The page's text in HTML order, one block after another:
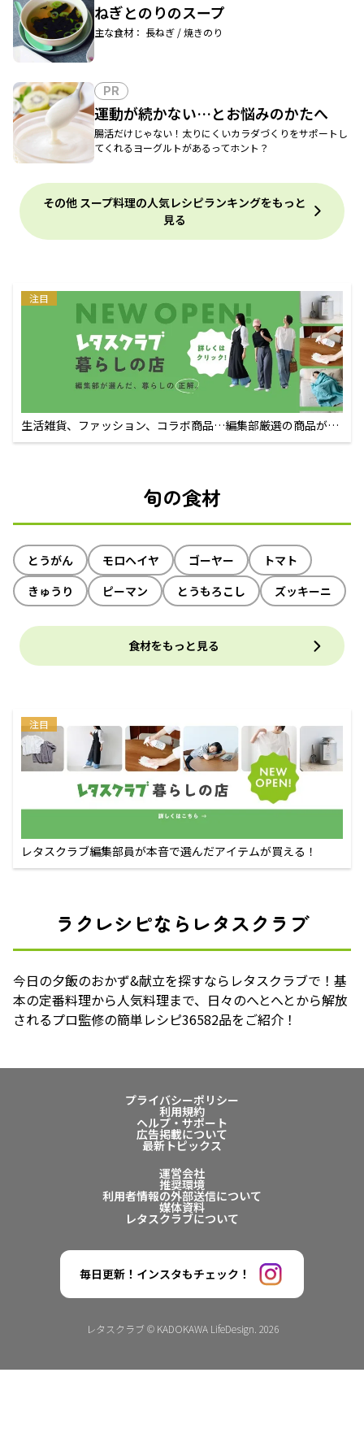
ねぎとのりのスープ
主な食材： 長ねぎ / 焼きのり
PR
運動が続かない…とお悩みのかたへ
腸活だけじゃない！太りにくいカラダづくりをサポートし
てくれるヨーグルトがあるってホント？
その他 スープ料理の人気レシピランキングをもっと
見る
注目
生活雑貨、ファッション、コラボ商品…編集部厳選の商品が買
えるECサイト
旬の食材
とうがん モロヘイヤ ゴーヤー
トマト
きゅうり
ピーマン とうもろこし ズッキーニ
食材をもっと見る
注目
レタスクラブ編集部員が本音で選んだアイテムが買える！
ラクレシピならレタスクラブ
今日の夕飯のおかず&献立を探すならレタスクラブで！基
本の定番料理から人気料理まで、日々のへとへとから解放
されるプロ監修の簡単レシピ36582品をご紹介！
プライバシーポリシー
利用規約
ヘルプ・サポート
広告掲載について
最新トピックス
運営会社
推奨環境
利用者情報の外部送信について
媒体資料
レタスクラブについて
毎日更新！インスタもチェック！
レタスクラブ © KADOKAWA LifeDesign. 2026